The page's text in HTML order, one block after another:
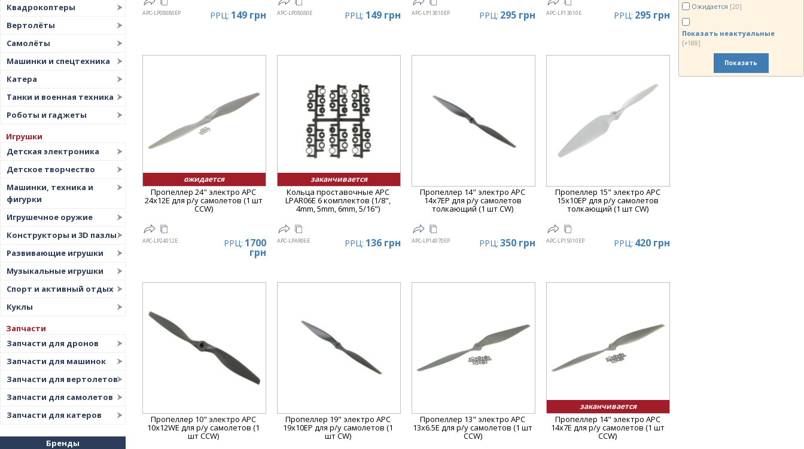
Квадрокоптеры
Вертолёты
Самолёты
Машинки и спецтехника
Катера
Танки и военная техника
Роботы и гаджеты
Игрушки
Детская электроника
Детское творчество
Машинки, техника и
фигурки
Игрушечное оружие
Конструкторы и 3D пазлы
Развивающие игрушки
Музыкальные игрушки
Спорт и активный отдых
Куклы
Запчасти
Запчасти для дронов
Запчасти для машинок
Запчасти для вертолетов
Запчасти для самолетов
Запчасти для катеров
Бренды
APC-LP08080EP РРЦ: 149 грн APC-LP08080E РРЦ: 149 грн APC-LP13010EP РРЦ: 295 грн APC-LP13010E РРЦ: 295 грн
ожидается
Пропеллер 24" электро APC
24x12E для р/у самолетов (1 шт
CCW)
APC-LP24012E РРЦ: 1700
грн
заканчивается
Кольца проставочные APC
LPAR06E 6 комплектов (1/8",
4mm, 5mm, 6mm, 5/16")
APC-LPAR06E РРЦ: 136 грн
Пропеллер 14" электро APC
14x7EP для р/у самолетов
толкающий (1 шт CW)
APC-LP14070EP РРЦ: 350 грн
Пропеллер 15" электро APC
15x10EP для р/у самолетов
толкающий (1 шт CW)
APC-LP15010EP РРЦ: 420 грн
Пропеллер 10" электро APC
10x12WE для р/у самолетов (1
шт CCW)
Пропеллер 19" электро APC
19x10EP для р/у самолетов (1
шт CW)
Пропеллер 13" электро APC
13x6.5E для р/у самолетов (1 шт
CCW)
заканчивается
Пропеллер 14" электро APC
14x7E для р/у самолетов (1 шт
CCW)
Ожидается [20]
Показать неактуальные
[+188]
Показать